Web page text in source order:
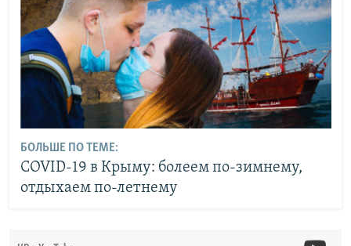
БОЛЬШЕ ПО ТЕМЕ:
COVID-19 в Крыму: болеем по-зимнему,
отдыхаем по-летнему